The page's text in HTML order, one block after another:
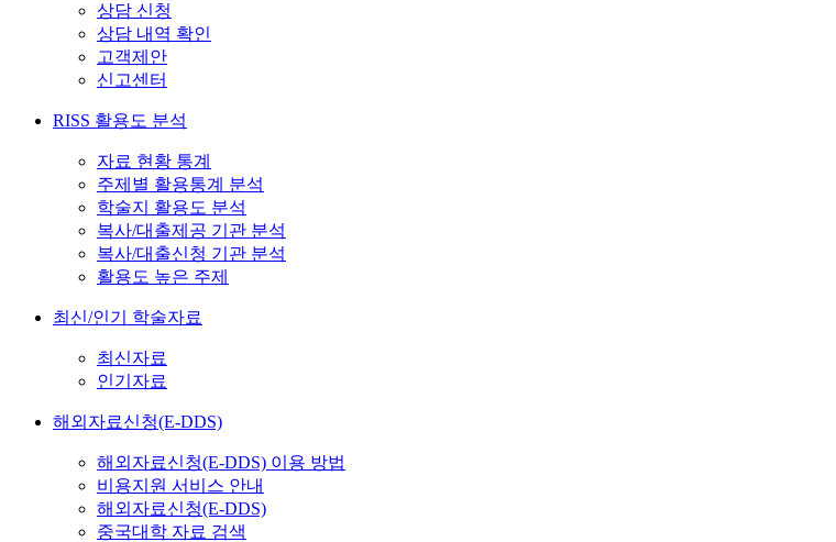
상담 신청
상담 내역 확인
고객제안
신고센터
RISS 활용도 분석
자료 현황 통계
주제별 활용통계 분석
학술지 활용도 분석
복사/대출제공 기관 분석
복사/대출신청 기관 분석
활용도 높은 주제
최신/인기 학술자료
최신자료
인기자료
해외자료신청(E-DDS)
해외자료신청(E-DDS) 이용 방법
비용지원 서비스 안내
해외자료신청(E-DDS)
중국대학 자료 검색